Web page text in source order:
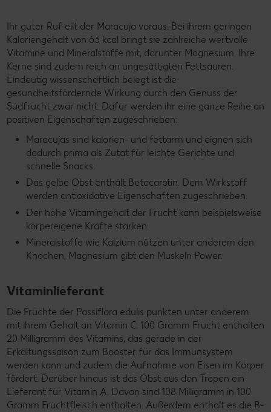
Ihr guter Ruf eilt der Maracuja voraus: Bei ihrem geringen
Kaloriengehalt von 63 kcal bringt sie zahlreiche wertvolle
Vitamine und Mineralstoffe mit, darunter Magnesium. Ihre
Kerne sind zudem reich an ungesättigten Fettsäuren.
Eindeutig wissenschaftlich belegt ist die
gesundheitsfördernde Wirkung durch den Genuss der
Südfrucht zwar nicht. Dafür werden ihr eine ganze Reihe an
positiven Eigenschaften zugeschrieben:
Maracujas sind kalorien- und fettarm und eignen sich
dadurch prima als Zutat für leichte Gerichte und
schnelle Snacks.
Das gelbe Obst enthält Betacarotin. Dem Wirkstoff
werden antioxidative Eigenschaften zugeschrieben.
Der hohe Vitamingehalt der Frucht kann beispielsweise
körpereigene Kräfte stärken.
Mineralstoffe wie Kalzium nützen unter anderem den
Knochen, Magnesium gibt den Muskeln Power.
Vitaminlieferant
Die Früchte der Passiflora edulis punkten unter anderem
mit ihrem Gehalt an Vitamin C: 100 Gramm Frucht enthalten
20 Milligramm des Vitamins, das gerade in der
Erkältungssaison zum Booster für das Immunsystem
werden kann und zudem die Aufnahme von Eisen im Körper
fördert. Darüber hinaus ist das Obst aus den Tropen ein
Lieferant für Vitamin A. Davon sind 108 Milligramm in 100
Gramm Fruchtfleisch enthalten. Außerdem enthält es die B-